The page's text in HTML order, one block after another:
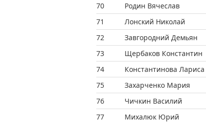
70
Родин Вячеслав
71
Лонский Николай
72
Завгородний Демьян
73
Щербаков Константин
74
Константинова Лариса
75
Захарченко Мария
76
Чичкин Василий
77
Михалюк Юрий